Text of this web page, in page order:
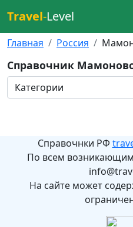
Travel-Level
Главная Россия
Справочник
Справочнки РФ
По всем
На сайте может